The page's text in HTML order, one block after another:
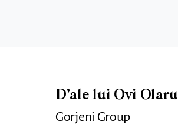
D’ale lui Ovi Olaru
Gorjeni Group